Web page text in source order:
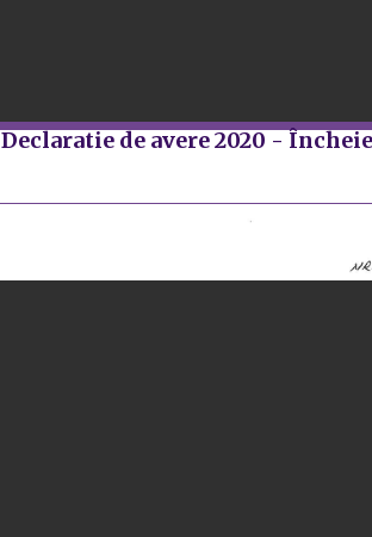
Declaratie de avere 2020 -